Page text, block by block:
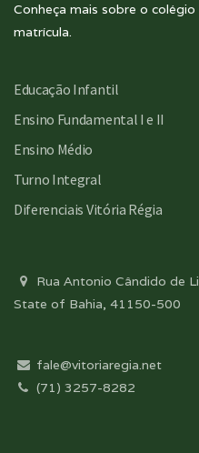
Conheça mais sobre o
matrícula.
Educação Infantil
Ensino Fundamental I e II
Ensino Médio
Turno Integral
Diferenciais Vitória Régia
Rua Antonio Cândido de
State of Bahia, 41150-500
fale@vitoriaregia.net
(71) 3257-8282